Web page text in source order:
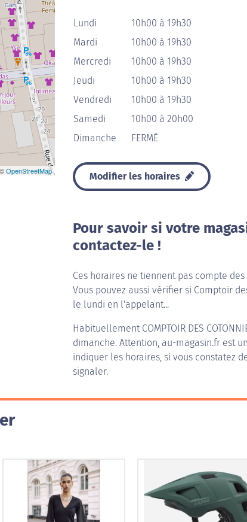
OpenStreetMap
Lundi
10h00 à 19h30
Mardi
10h00 à 19h30
Mercredi
10h00 à 19h30
Jeudi
10h00 à 19h30
Vendredi
10h00 à 19h30
Samedi
10h00 à 20h00
Dimanche
FERMÉ
Modifier les horaires
Pour savoir si votre
contactez-le !
Ces horaires ne tiennent pas compte
Vous pouvez aussi vérifier si Comptoir
le lundi en l'appelant...
Habituellement COMPTOIR DES
dimanche. Attention, au-magasin.fr est
indiquer les horaires, si vous constatez
signaler.